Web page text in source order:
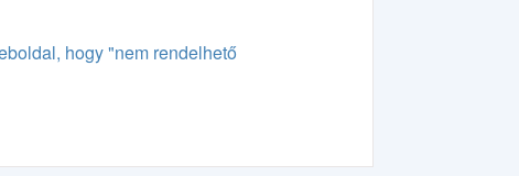
hogy "nem rendelhető